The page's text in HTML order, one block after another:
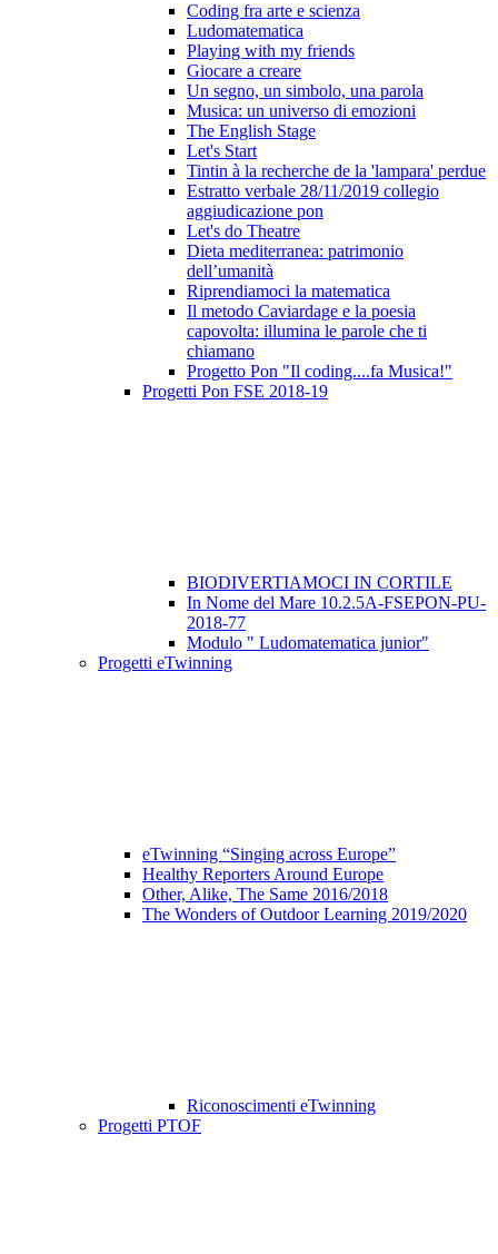
Coding fra arte e scienza
Ludomatematica
Playing with my friends
Giocare a creare
Un segno, un simbolo, una parola
Musica: un universo di emozioni
The English Stage
Let's Start
Tintin à la recherche de la 'lampara' perdue
Estratto verbale 28/11/2019 collegio
aggiudicazione pon
Let's do Theatre
Dieta mediterranea: patrimonio
dell’umanità
Riprendiamoci la matematica
Il metodo Caviardage e la poesia
capovolta: illumina le parole che ti
chiamano
Progetto Pon "Il coding....fa Musica!"
Progetti Pon FSE 2018-19
BIODIVERTIAMOCI IN CORTILE
In Nome del Mare 10.2.5A-FSEPON-PU-
2018-77
Modulo " Ludomatematica junior"
Progetti eTwinning
eTwinning “Singing across Europe”
Healthy Reporters Around Europe
Other, Alike, The Same 2016/2018
The Wonders of Outdoor Learning 2019/2020
Riconoscimenti eTwinning
Progetti PTOF